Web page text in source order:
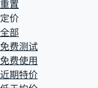
重置
定价
全部
免费测试
免费使用
近期特价